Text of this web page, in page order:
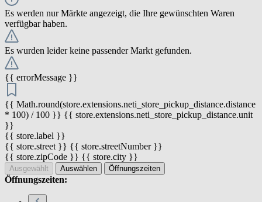
Es werden nur Märkte angezeigt, die Ihre gewünschten Waren
verfügbar haben.
Es wurden leider keine passender Markt gefunden.
{{ errorMessage }}
{{ Math.round(store.extensions.neti_store_pickup_distance.distance
* 100) / 100 }} {{ store.extensions.neti_store_pickup_distance.unit
}}
{{ store.label }}
{{ store.street }} {{ store.streetNumber }}
{{ store.zipCode }} {{ store.city }}
Ausgewählt Auswählen Öffnungszeiten
Öffnungszeiten: